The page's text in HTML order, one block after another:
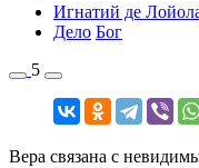
Игнатий де
Дело Бог
5
Вера связана с